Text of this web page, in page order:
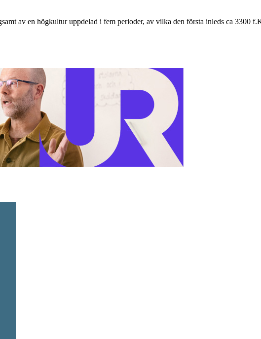
av en högkultur uppdelad i fem perioder, av vilka den första inleds ca 3300